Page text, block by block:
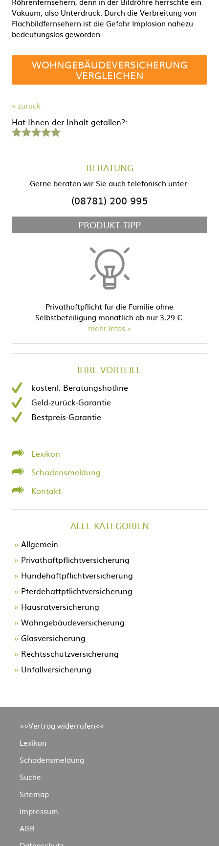
Vakuum, also Unterdruck. Durch die Verbreitung von
Flachbildfernsehern ist die Gefahr Implosion nahezu
bedeutungslos geworden.
WOHNGEBÄUDEVERSICHERUNG
VERGLEICHEN
« zurück
Hat Ihnen der Inhalt gefallen?:
Stern Sterne Sterne Sterne Sterne
BERATUNG
Gerne beraten wir Sie auch telefonisch unter:
(08781) 200 995
PRODUKT-TIPP
Privathaftpflicht für die Familie ohne
Selbstbeteiligung monatlich ab nur 3,29 €.
mehr Infos
IHRE VORTEILE
kostenl. Beratungshotline
Geld-zurück-Garantie
Bestpreis-Garantie
Lexikon
Schadensmeldung
Kontakt
ALLE KATEGORIEN
Allgemein
Privathaftpflichtversicherung
Hundehaftpflichtversicherung
Pferdehaftpflichtversicherung
Hausratversicherung
Wohngebäudeversicherung
Glasversicherung
Rechtsschutzversicherung
Unfallversicherung
>>Vertrag widerrufen<<
Lexikon
Schadensmeldung
Suche
Sitemap
Impressum
AGB